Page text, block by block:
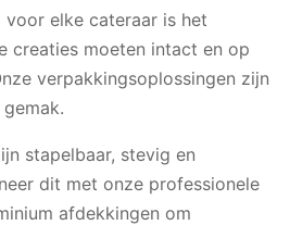
elke cateraar is het
creaties moeten intact en op
verpakkingsoplossingen zijn
stapelbaar, stevig en
dit met onze professionele
afdekkingen om